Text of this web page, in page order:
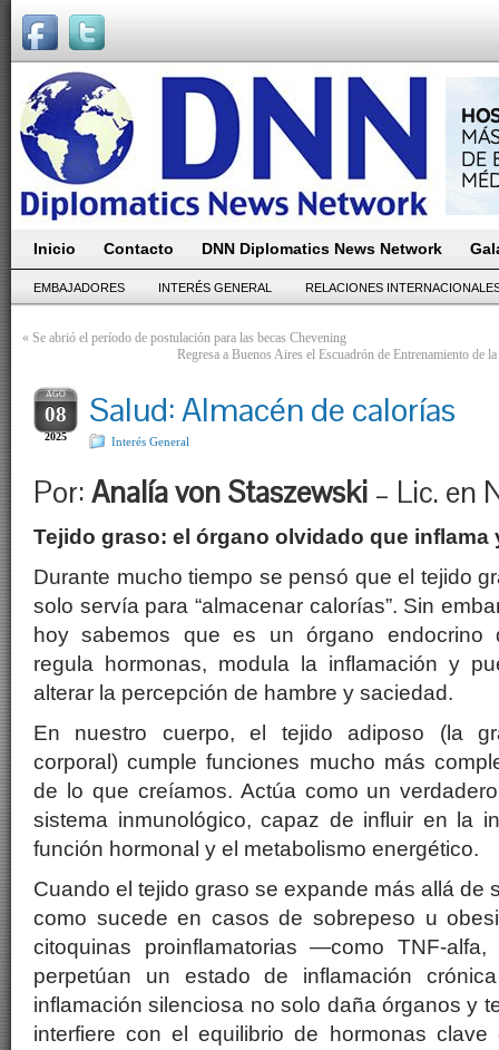
Inicio Contacto DNN Diplomatics News Network
EMBAJADORES INTERÉS GENERAL RELACIONES
« Se abrió el período de postulación para las becas Chevening
Regresa a Buenos Aires el Escuadrón de Entrenamiento de
AGO
08
2025
Salud: Almacén de calorías
Interés General
Por: Analía von Staszewski – Lic. en
Tejido graso: el órgano olvidado que inflama
Durante mucho tiempo se pensó que el tejido
solo servía para “almacenar calorías”. Sin
hoy sabemos que es un órgano endocrino
regula hormonas, modula la inflamación y
alterar la percepción de hambre y saciedad.
En nuestro cuerpo, el tejido adiposo (la
corporal) cumple funciones mucho más
de lo que creíamos. Actúa como un
sistema inmunológico, capaz de influir en la
función hormonal y el metabolismo energético.
Cuando el tejido graso se expande más allá de
como sucede en casos de sobrepeso u
citoquinas proinflamatorias —como TNF-
perpetúan un estado de inflamación
inflamación silenciosa no solo daña órganos y
interfiere con el equilibrio de hormonas